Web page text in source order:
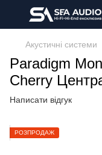
Акустичні системи
Paradigm
Cherry
Написати відгук
РОЗПРОДАЖ